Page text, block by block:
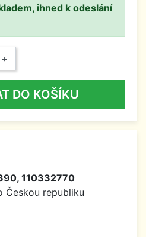
ihned k odeslání
+
DO KOŠÍKU
110332770
Českou republiku